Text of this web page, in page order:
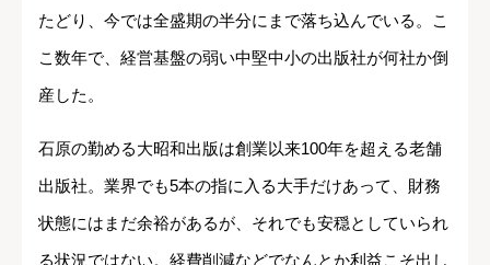
たどり、今では全盛期の半分にまで落ち込んでいる。こ
こ数年で、経営基盤の弱い中堅中小の出版社が何社か倒
産した。
石原の勤める大昭和出版は創業以来100年を超える老舗
出版社。業界でも5本の指に入る大手だけあって、財務
状態にはまだ余裕があるが、それでも安穏としていられ
る状況ではない。経費削減などでなんとか利益こそ出し